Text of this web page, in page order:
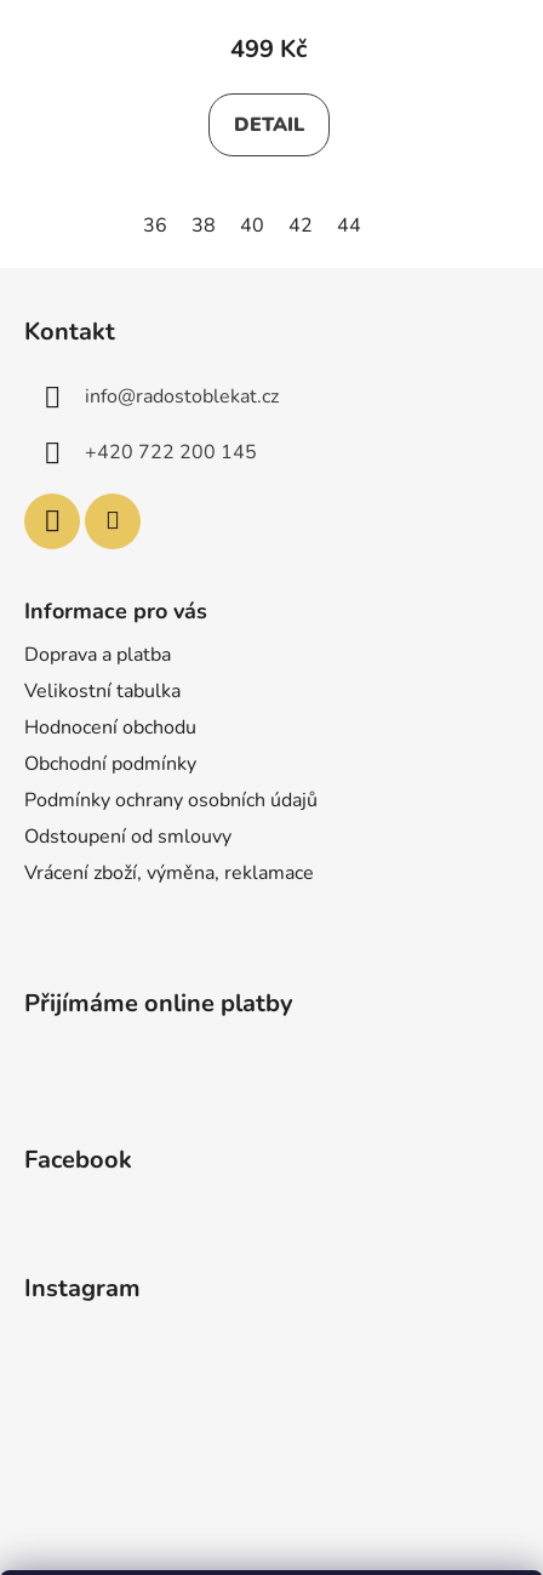
499 Kč
DETAIL
36 38 40 42 44
Kontakt
info@radostoblekat.cz
+420 722 200 145
Informace pro vás
Doprava a platba
Velikostní tabulka
Hodnocení obchodu
Obchodní podmínky
Podmínky ochrany osobních údajů
Odstoupení od smlouvy
Vrácení zboží, výměna, reklamace
Přijímáme online platby
Facebook
Instagram